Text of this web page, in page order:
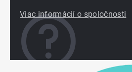
Viac informácií o spoločnosti